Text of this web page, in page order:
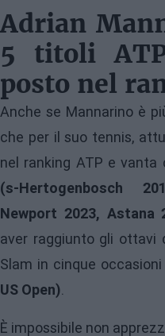
Adrian
5 titoli
posto nel
Anche se Mannarino è
che per il suo tennis,
nel ranking ATP e
(s-Hertogenbosch
Newport 2023, Astana
aver raggiunto gli ottavi
Slam in cinque occasioni
US Open).
È impossibile non